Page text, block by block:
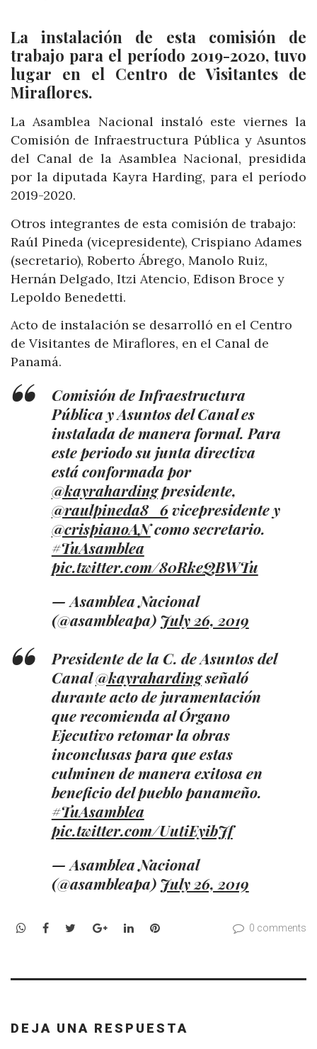
La instalación de esta comisión de
trabajo para el período 2019-2020, tuvo
lugar en el Centro de Visitantes de
Miraflores.
La Asamblea Nacional instaló este viernes la
Comisión de Infraestructura Pública y Asuntos
del Canal de la Asamblea Nacional, presidida
por la diputada Kayra Harding, para el período
2019-2020.
Otros integrantes de esta comisión de trabajo:
Raúl Pineda (vicepresidente), Crispiano Adames
(secretario), Roberto Ábrego, Manolo Ruiz,
Hernán Delgado, Itzi Atencio, Edison Broce y
Lepoldo Benedetti.
Acto de instalación se desarrolló en el Centro
de Visitantes de Miraflores, en el Canal de
Panamá.
Comisión de Infraestructura
Pública y Asuntos del Canal es
instalada de manera formal. Para
este periodo su junta directiva
está conformada por
@kayrahardingpresidente,
@raulpineda8_6vicepresidente y
@crispianoANcomo secretario.
#TuAsamblea
pic.twitter.com/80RkeQBWTu
— Asamblea Nacional
(@asambleapa) July 26, 2019
Presidente de la C. de Asuntos del
Canal@kayrahardingseñaló
durante acto de juramentación
que recomienda al Órgano
Ejecutivo retomar la obras
inconclusas para que estas
culminen de manera exitosa en
beneficio del pueblo panameño.
#TuAsamblea
pic.twitter.com/UutiEyibJf
— Asamblea Nacional
(@asambleapa) July 26, 2019
WhatsApp
Facebook
TwitterGoogle+LinkedInPinterest 0 comments
DEJA UNA RESPUESTA